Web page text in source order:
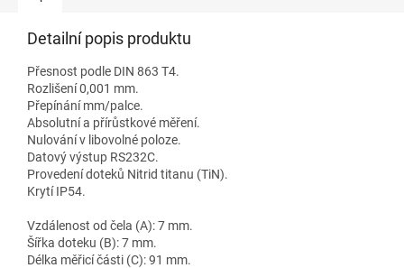
Detailní popis produktu
Přesnost podle DIN 863 T4.
Rozlišení 0,001 mm.
Přepínání mm/palce.
Absolutní a přírůstkové měření.
Nulování v libovolné poloze.
Datový výstup RS232C.
Provedení doteků Nitrid titanu (TiN).
Krytí IP54.
Vzdálenost od čela (A): 7 mm.
Šířka doteku (B): 7 mm.
Délka měřicí části (C): 91 mm.